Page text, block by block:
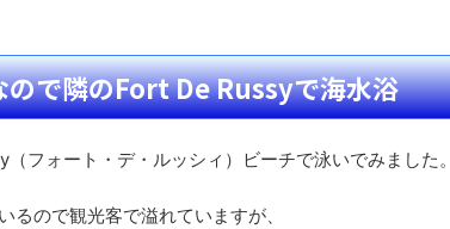
ので隣のFort De Russyで海水浴
フォート・デ・ルッシィ）ビーチで泳いでみました。
るので観光客で溢れていますが、